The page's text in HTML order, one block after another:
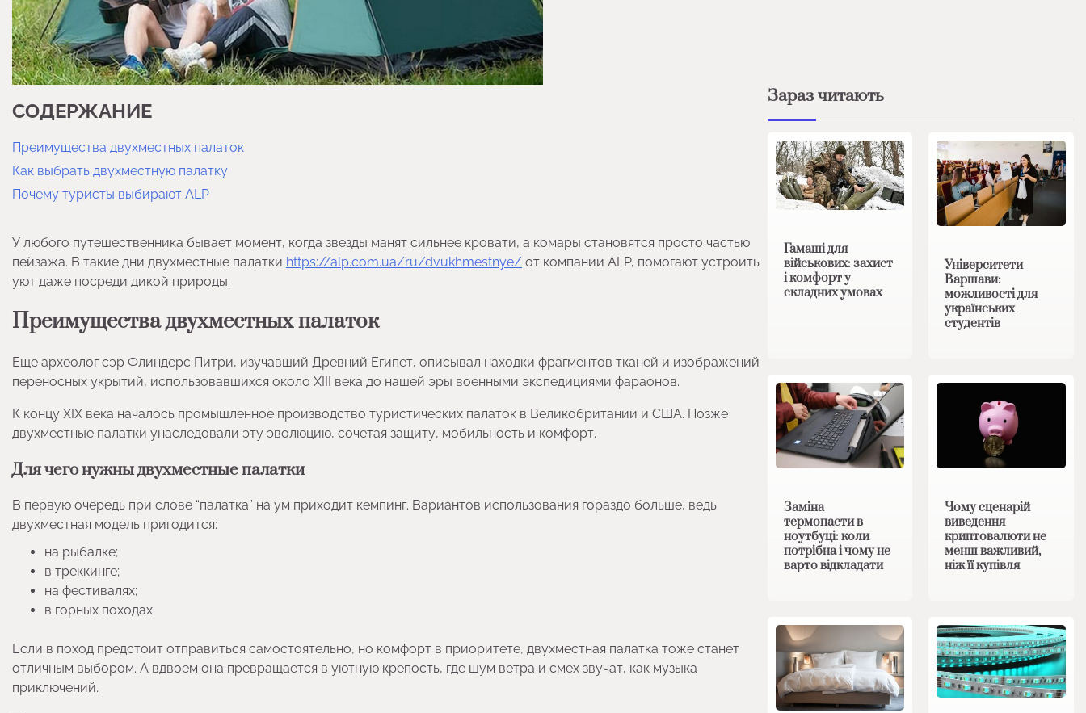
СОДЕРЖАНИЕ
Преимущества двухместных палаток
Как выбрать двухместную палатку
Почему туристы выбирают ALP
У любого путешественника бывает момент, когда звезды манят сильнее кровати, а комары становятся просто частью
пейзажа. В такие дни двухместные палатки https://alp.com.ua/ru/dvukhmestnye/ от компании ALP, помогают устроить
уют даже посреди дикой природы.
Преимущества двухместных палаток
Еще археолог сэр Флиндерс Питри, изучавший Древний Египет, описывал находки фрагментов тканей и изображений
переносных укрытий, использовавшихся около XIII века до нашей эры военными экспедициями фараонов.
К концу XIX века началось промышленное производство туристических палаток в Великобритании и США. Позже
двухместные палатки унаследовали эту эволюцию, сочетая защиту, мобильность и комфорт.
Для чего нужны двухместные палатки
В первую очередь при слове “палатка” на ум приходит кемпинг. Вариантов использования гораздо больше, ведь
двухместная модель пригодится:
на рыбалке;
в треккинге;
на фестивалях;
в горных походах.
Если в поход предстоит отправиться самостоятельно, но комфорт в приоритете, двухместная палатка тоже станет
отличным выбором. А вдвоем она превращается в уютную крепость, где шум ветра и смех звучат, как музыка
приключений.
Зараз читають
Гамаші для
військових: захист
і комфорт у
складних умовах
Університети
Варшави:
можливості для
українських
студентів
Заміна
термопасти в
ноутбуці: коли
потрібна і чому не
варто відкладати
Чому сценарій
виведення
криптовалюти не
менш важливий,
ніж її купівля